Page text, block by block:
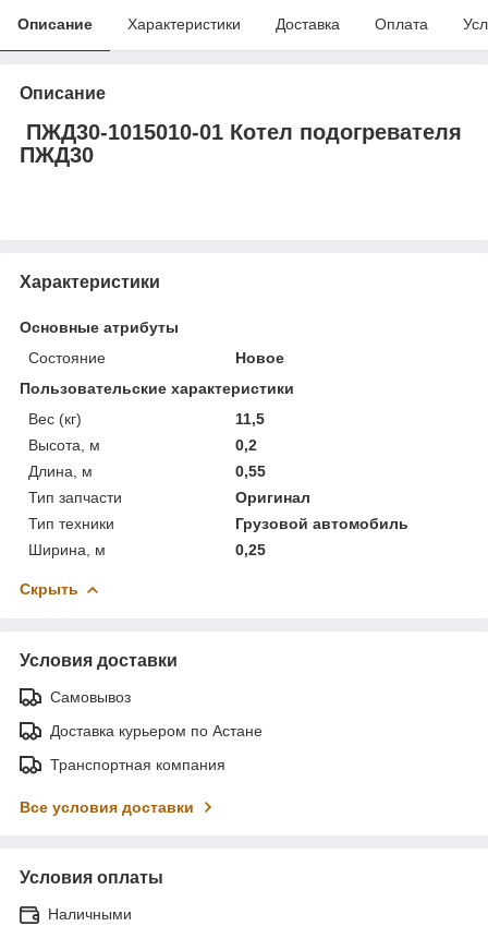
Описание Характеристики Доставка Оплата
Описание
ПЖД30-1015010-01 Котел подогревателя
ПЖД30
Характеристики
Основные атрибуты
Состояние
Новое
Пользовательские характеристики
Вес (кг)
11,5
Высота, м
0,2
Длина, м
0,55
Тип запчасти
Оригинал
Тип техники
Грузовой автомобиль
Ширина, м
0,25
Скрыть
Условия доставки
Самовывоз
Доставка курьером по Астане
Транспортная компания
Все условия доставки
Условия оплаты
Наличными